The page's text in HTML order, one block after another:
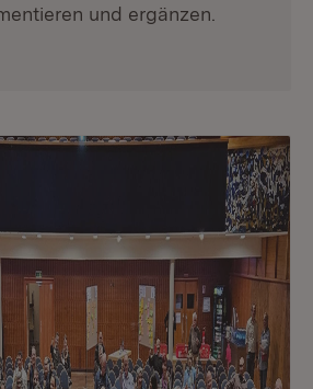
und ergänzen.